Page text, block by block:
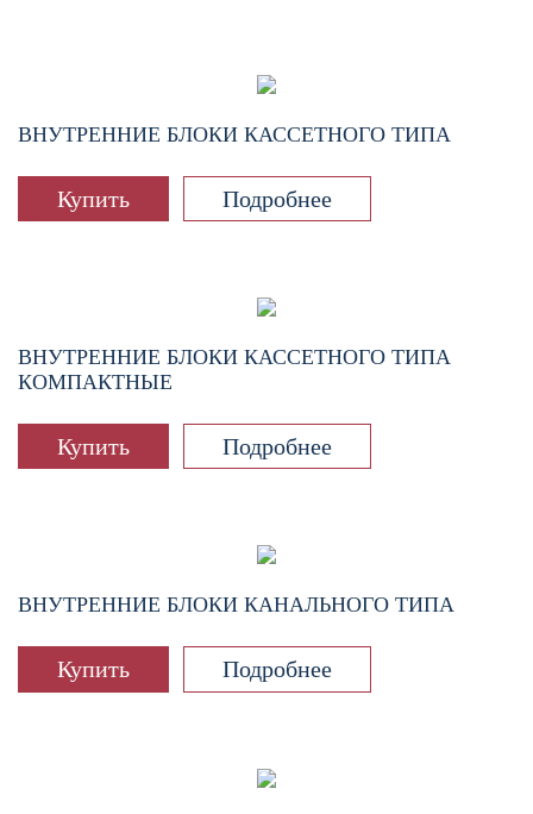
ВНУТРЕННИЕ БЛОКИ КАССЕТНОГО ТИПА
Купить Подробнее
ВНУТРЕННИЕ БЛОКИ КАССЕТНОГО ТИПА
КОМПАКТНЫЕ
Купить Подробнее
ВНУТРЕННИЕ БЛОКИ КАНАЛЬНОГО ТИПА
Купить Подробнее